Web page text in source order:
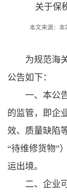
关于保
本文来源：本
为规范海
公告如下：
一、本公
的监管，即企
效、质量缺陷
“待维修货物”
运出境。
二、企业